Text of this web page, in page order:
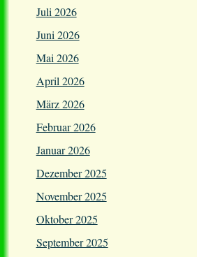
Juli 2026
Juni 2026
Mai 2026
April 2026
März 2026
Februar 2026
Januar 2026
Dezember 2025
November 2025
Oktober 2025
September 2025